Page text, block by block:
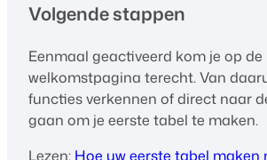
Volgende stappen
Eenmaal geactiveerd kom je op de
welkomstpagina terecht. Van
functies verkennen of direct naar
gaan om je eerste tabel te maken.
Lezen: Hoe uw eerste tabel maken